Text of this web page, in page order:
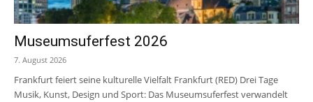
Museumsuferfest 2026
7. August 2026
Frankfurt feiert seine kulturelle Vielfalt Frankfurt (RED) Drei Tage
Musik, Kunst, Design und Sport: Das Museumsuferfest verwandelt